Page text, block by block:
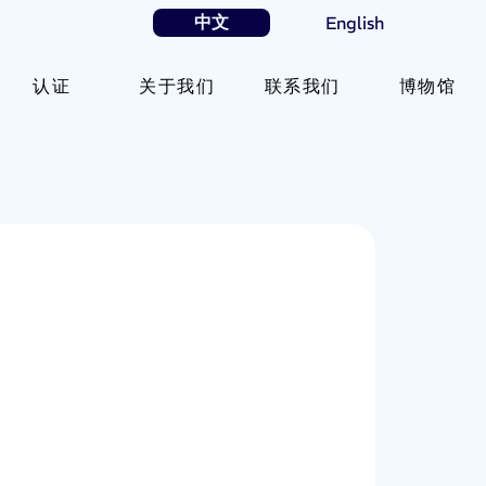
中文 English
认证 关于我们 联系我们 博物馆